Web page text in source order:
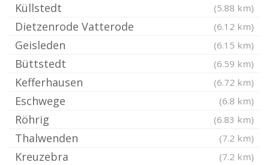
Küllstedt (5.88 km)
Dietzenrode Vatterode (6.12 km)
Geisleden (6.15 km)
Büttstedt (6.59 km)
Kefferhausen (6.72 km)
Eschwege (6.8 km)
Röhrig (6.83 km)
Thalwenden (7.2 km)
Kreuzebra (7.2 km)